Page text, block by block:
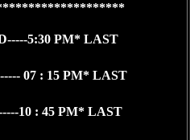
5:30 PM* LAST
07 : 15 PM* LAST
10 : 45 PM* LAST